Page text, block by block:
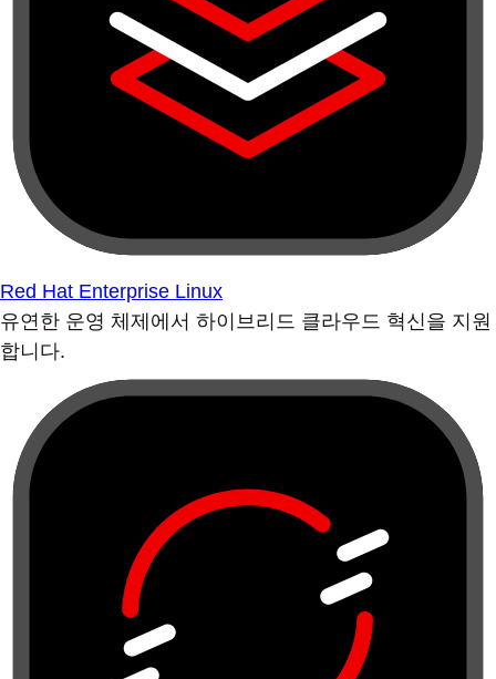
Red Hat Enterprise Linux
유연한 운영 체제에서 하이브리드 클라우드 혁신을 지원
합니다.